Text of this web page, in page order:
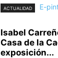
ACTUALIDAD E-
Isabel
Casa de la
exposición...